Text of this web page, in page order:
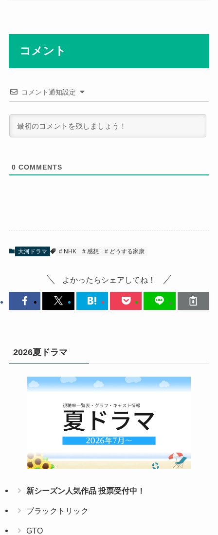
コメント
コメント通知設定
0 COMMENTS
大河ドラマ NHK 感想 どうする家康
よかったらシェアしてね！
2026夏ドラマ
新シーズン人気作品 投票受付中！
ブラックトリック
GTO